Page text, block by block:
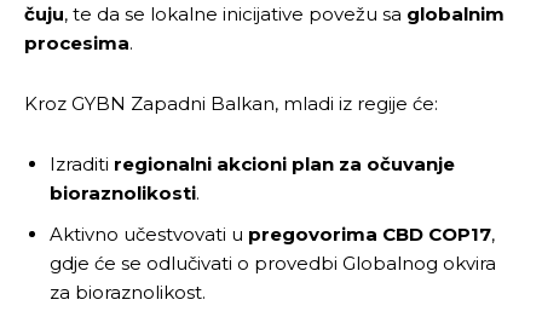
čuju, te da se lokalne inicijative povežu sa globalnim
procesima.
Kroz GYBN Zapadni Balkan, mladi iz regije će:
Izraditi regionalni akcioni plan za očuvanje
bioraznolikosti.
Aktivno učestvovati u pregovorima CBD COP17,
gdje će se odlučivati o provedbi Globalnog okvira
za bioraznolikost.